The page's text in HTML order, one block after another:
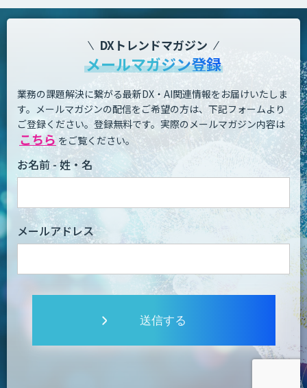
DXトレンドマガジン
メールマガジン登録
業務の課題解決に繋がる最新DX・AI関連情報をお届けいたしま
す。 メールマガジンの配信をご希望の方は、下記フォームより
ご登録ください。登録無料です。 実際のメールマガジン内容は
こちら をご覧ください。
お名前 - 姓・名
メールアドレス
送信する